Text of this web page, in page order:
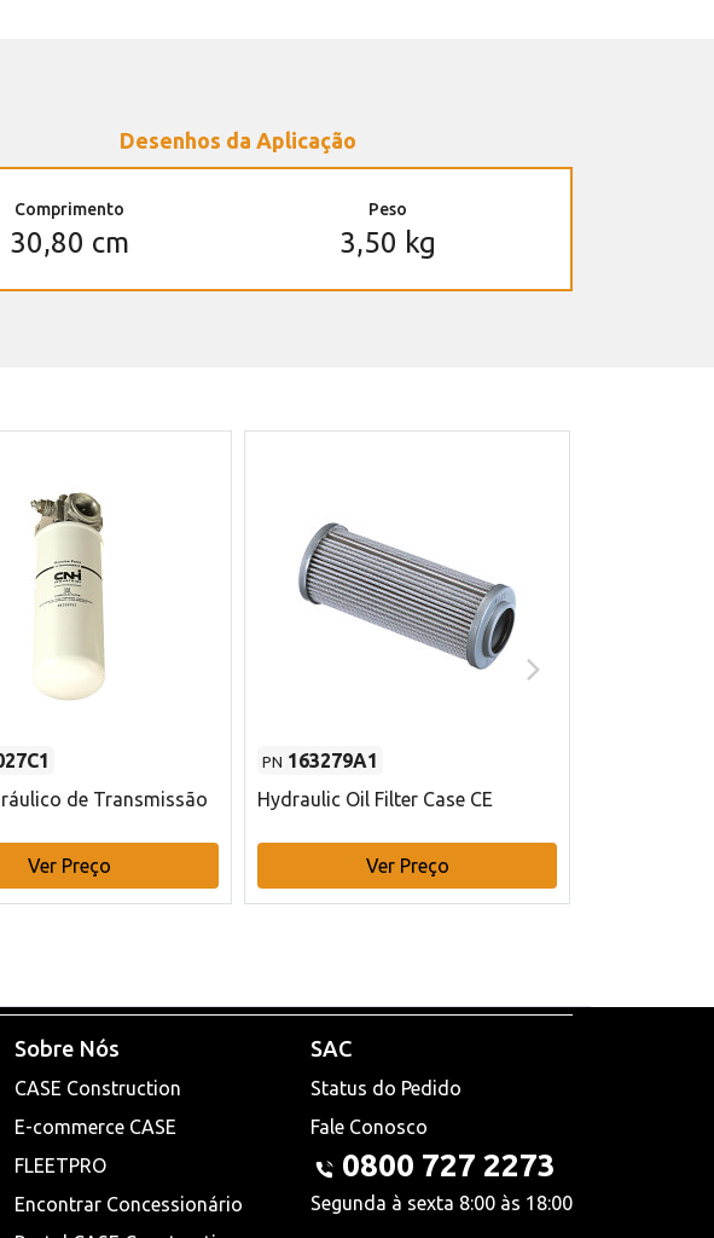
Desenhos da Aplicação
Comprimento
30,80 cm
Peso
3,50 kg
de Transmissão
Ver Preço
PN 163279A1
Hydraulic Oil Filter Case CE
Ver Preço
Sobre Nós
CASE Construction
E-commerce CASE
FLEETPRO
Encontrar Concessionário
SAC
Status do Pedido
Fale Conosco
0800 727 2273
Segunda à sexta 8:00 às 18:00